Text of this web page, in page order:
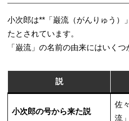
小次郎は**「巌流（がんりゅう）
たとされています。
「巌流」の名前の由来にはいくつ
説
小次郎の号から来た説
佐
流